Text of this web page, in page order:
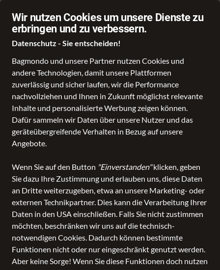
Wir nutzen Cookies um unsere Dienste zu
erbringen und zu verbessern.
Datenschutz - Sie entscheiden!
Bagmondo und unsere Partner nutzen Cookies und
andere Technologien, damit unsere Plattformen
zuverlässig und sicher laufen, wir die Performance
nachvollziehen und Ihnen in Zukunft möglichst relevante
Inhalte und personalisierte Werbung zeigen können.
Dafür sammeln wir Daten über unsere Nutzer und das
geräteübergreifende Verhalten in Bezug auf unsere
Angebote.
Wenn Sie auf den Button "Einverstanden"klicken, geben
Sie dazu Ihre Zustimmung und erlauben uns, diese Daten
an Dritte weiterzugeben, etwa an unsere Marketing- oder
externen Technikpartner. Dies kann die Verarbeitung Ihrer
Daten in den USA einschließen. Falls Sie nicht zustimmen
möchten, beschränken wir uns auf die technisch-
notwendigen Cookies. Dadurch können bestimmte
Funktionen nicht oder nur eingeschränkt genutzt werden.
Aber keine Sorge! Wenn Sie diese Funktionen doch nutzen
Reise Business Freizeit Fashion & Lifestyle
Reisenthel
ALLE FILTER
SALE Farbe
21 Produkte